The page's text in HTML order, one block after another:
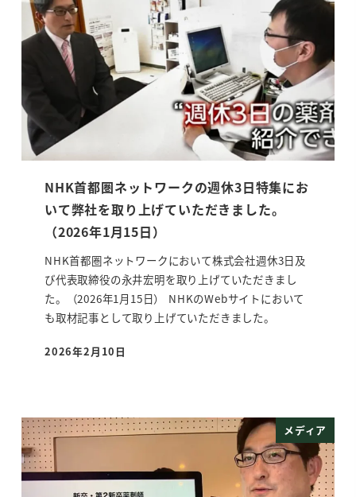
NHK首都圏ネットワークの週休3日特集にお
いて弊社を取り上げていただきました。
（2026年1月15日）
NHK首都圏ネットワークにおいて株式会社週休3日及
び代表取締役の永井宏明を取り上げていただきまし
た。（2026年1月15日） NHKのWebサイトにおいて
も取材記事として取り上げていただきました。
投稿日
2026年2月10日
メディア